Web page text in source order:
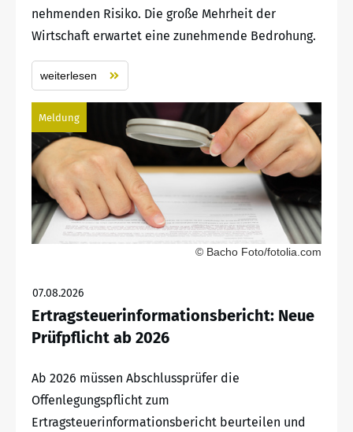
nehmenden Risiko. Die große Mehrheit der
Wirtschaft erwartet eine zunehmende Bedrohung.
weiterlesen
Meldung
© Bacho Foto/fotolia.com
07.08.2026
Ertragsteuerinformationsbericht: Neue
Prüfpflicht ab 2026
Ab 2026 müssen Abschlussprüfer die
Offenlegungspflicht zum
Ertragsteuerinformationsbericht beurteilen und